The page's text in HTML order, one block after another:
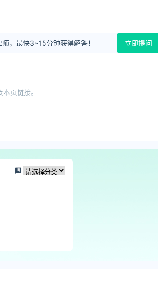
，最快3~15分钟获得解答！ 立即提问
页链接。